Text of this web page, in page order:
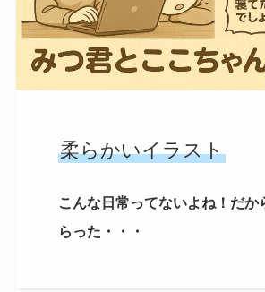
柔らかいイラスト
こんな日常ってないよね！だか
らった・・・